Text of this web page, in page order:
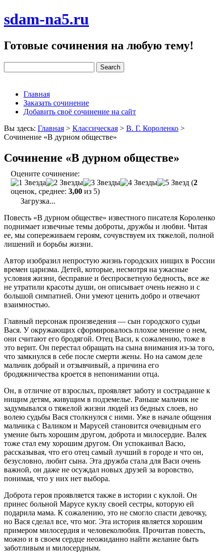
sdam-na5.ru
Готовые сочинения на любую тему!
Главная
Заказать сочинение
Добавить своё сочинение на сайт
Вы здесь: Главная > Классическая > В. Г. Короленко >
Сочинение «В дурном обществе»
Сочинение «В дурном обществе»
Оцените сочинение:
(2
оценок, среднее: 3,00 из 5)
Загрузка...
Повесть «В дурном обществе» известного писателя Короленко
поднимает извечные темы доброты, дружбы и любви. Читая
ее, мы сопереживаем героям, сочувствуем их тяжелой, полной
лишений и борьбы жизни.
Автор изобразил непростую жизнь городских нищих в России
времен царизма. Детей, которые, несмотря на ужасные
условия жизни, бесправие и беспросветную бедность, все же
не утратили красоты души, он описывает очень нежно и с
большой симпатией. Они умеют ценить добро и отвечают
взаимностью.
Главный персонаж произведения — сын городского судьи
Вася. У окружающих сформировалось плохое мнение о нем,
они считают его бродягой. Отец Васи, к сожалению, тоже в
это верит. Он перестал обращать на сына внимания из-за того,
что замкнулся в себе после смерти жены. Но на самом деле
мальчик добрый и отзывчивый, а причина его
бродяжничества кроется в непонимании отца.
Он, в отличие от взрослых, проявляет заботу и сострадание к
нищим детям, живущим в подземелье. Раньше мальчик не
задумывался о тяжелой жизни людей из бедных слоев, но
волею судьбы Вася столкнулся с ними. Уже в начале общения
мальчика с Валиком и Марусей становится очевидным его
умение быть хорошим другом, доброта и милосердие. Валек
тоже стал ему хорошим другом. Он успокаивал Васю,
рассказывая, что его отец самый лучший в городе и что он,
безусловно, любит сына. Эта дружба стала для Васи очень
важной, он даже не осуждал новых друзей за воровство,
понимая, что у них нет выбора.
Доброта героя проявляется также в истории с куклой. Он
принес больной Марусе куклу своей сестры, которую ей
подарила мама. К сожалению, это не смогло спасти девочку,
но Вася сделал все, что мог. Эта история является хорошим
примером милосердия и человеколюбия. Прочитав повесть,
можно и в своем сердце неожиданно найти желание быть
заботливым и милосердным.